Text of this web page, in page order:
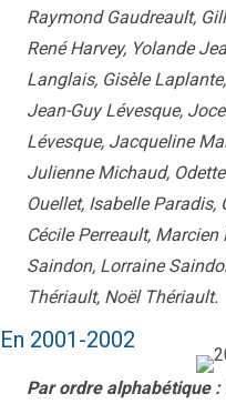
Raymond Gaudreault,
René Harvey, Yolande
Langlais, Gisèle
Jean-Guy Lévesque,
Lévesque, Jacqueline
Julienne Michaud,
Ouellet, Isabelle Paradis,
Cécile Perreault, Marcien
Saindon, Lorraine
Thériault, Noël Thériault.
En 2001-2002
Par ordre alphabétique :